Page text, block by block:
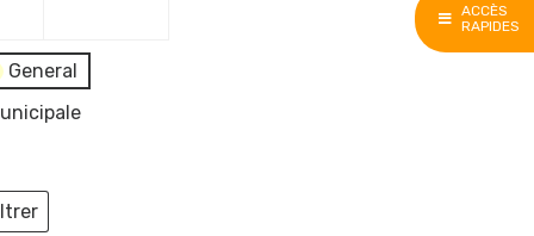
ACCÈS
RAPIDES
General